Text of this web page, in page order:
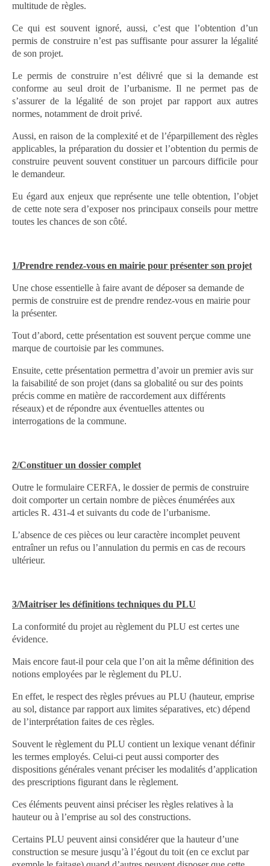
multitude de règles.
Ce qui est souvent ignoré, aussi, c’est que l’obtention d’un
permis de construire n’est pas suffisante pour assurer la légalité
de son projet.
Le permis de construire n’est délivré que si la demande est
conforme au seul droit de l’urbanisme. Il ne permet pas de
s’assurer de la légalité de son projet par rapport aux autres
normes, notamment de droit privé.
Aussi, en raison de la complexité et de l’éparpillement des règles
applicables, la préparation du dossier et l’obtention du permis de
construire peuvent souvent constituer un parcours difficile pour
le demandeur.
Eu égard aux enjeux que représente une telle obtention, l’objet
de cette note sera d’exposer nos principaux conseils pour mettre
toutes les chances de son côté.
1/Prendre rendez-vous en mairie pour présenter son projet
Une chose essentielle à faire avant de déposer sa demande de
permis de construire est de prendre rendez-vous en mairie pour
la présenter.
Tout d’abord, cette présentation est souvent perçue comme une
marque de courtoisie par les communes.
Ensuite, cette présentation permettra d’avoir un premier avis sur
la faisabilité de son projet (dans sa globalité ou sur des points
précis comme en matière de raccordement aux différents
réseaux) et de répondre aux éventuelles attentes ou
interrogations de la commune.
2/Constituer un dossier complet
Outre le formulaire CERFA, le dossier de permis de construire
doit comporter un certain nombre de pièces énumérées aux
articles R. 431-4 et suivants du code de l’urbanisme.
L’absence de ces pièces ou leur caractère incomplet peuvent
entraîner un refus ou l’annulation du permis en cas de recours
ultérieur.
3/Maitriser les définitions techniques du PLU
La conformité du projet au règlement du PLU est certes une
évidence.
Mais encore faut-il pour cela que l’on ait la même définition des
notions employées par le règlement du PLU.
En effet, le respect des règles prévues au PLU (hauteur, emprise
au sol, distance par rapport aux limites séparatives, etc) dépend
de l’interprétation faites de ces règles.
Souvent le règlement du PLU contient un lexique venant définir
les termes employés. Celui-ci peut aussi comporter des
dispositions générales venant préciser les modalités d’application
des prescriptions figurant dans le règlement.
Ces éléments peuvent ainsi préciser les règles relatives à la
hauteur ou à l’emprise au sol des constructions.
Certains PLU peuvent ainsi considérer que la hauteur d’une
construction se mesure jusqu’à l’égout du toit (en ce exclut par